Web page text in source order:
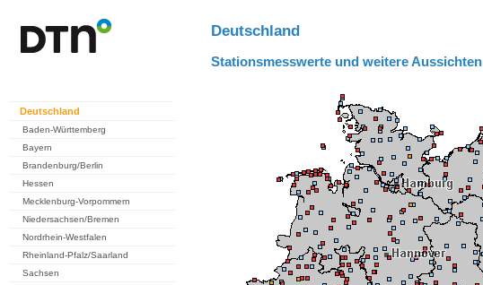
Deutschland
Baden-Württemberg
Bayern
Brandenburg/Berlin
Hessen
Mecklenburg-Vorpommern
Niedersachsen/Bremen
Nordrhein-Westfalen
Rheinland-Pfalz/Saarland
Sachsen
Deutschland
Stationsmesswerte und weitere Aussichten